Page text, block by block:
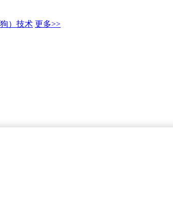
）技术 更多>>